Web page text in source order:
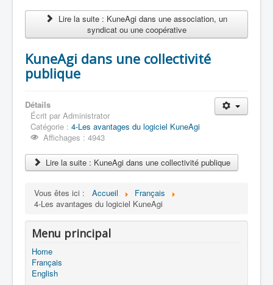
Lire la suite : KuneAgi dans une association, un
syndicat ou une coopérative
KuneAgi dans une collectivité
publique
Détails
Écrit par Administrator
Catégorie : 4-Les avantages du logiciel KuneAgi
Affichages : 4943
Lire la suite : KuneAgi dans une collectivité publique
Vous êtes ici : Accueil
Français
4-Les avantages du logiciel KuneAgi
Menu principal
Home
Français
English